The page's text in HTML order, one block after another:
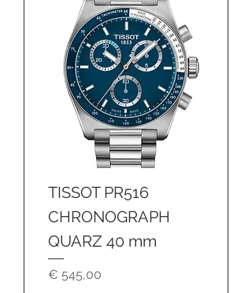
TISSOT PR516
CHRONOGRAPH
QUARZ 40 mm
Preis
€ 545,00